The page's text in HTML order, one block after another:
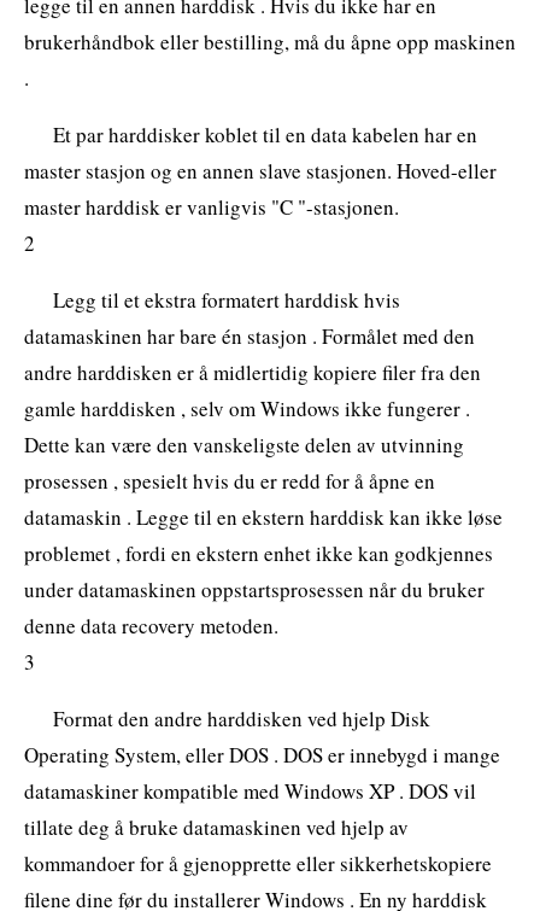
brukerhåndbok eller bestilling, må du åpne opp maskinen
.
Et par harddisker koblet til en data kabelen har en
master stasjon og en annen slave stasjonen. Hoved-eller
master harddisk er vanligvis "C "-stasjonen.
2
Legg til et ekstra formatert harddisk hvis
datamaskinen har bare én stasjon . Formålet med den
andre harddisken er å midlertidig kopiere filer fra den
gamle harddisken , selv om Windows ikke fungerer .
Dette kan være den vanskeligste delen av utvinning
prosessen , spesielt hvis du er redd for å åpne en
datamaskin . Legge til en ekstern harddisk kan ikke løse
problemet , fordi en ekstern enhet ikke kan godkjennes
under datamaskinen oppstartsprosessen når du bruker
denne data recovery metoden.
3
Format den andre harddisken ved hjelp Disk
Operating System, eller DOS . DOS er innebygd i mange
datamaskiner kompatible med Windows XP . DOS vil
tillate deg å bruke datamaskinen ved hjelp av
kommandoer for å gjenopprette eller sikkerhetskopiere
filene dine før du installerer Windows . En ny harddisk